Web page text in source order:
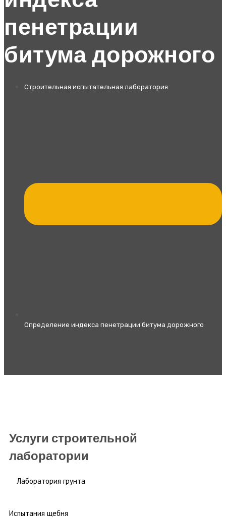
пенетрации
битума дорожного
Строительная испытательная лаборатория
Определение индекса пенетрации битума дорожного
Услуги строительной
лаборатории
Лаборатория грунта
Испытания щебня